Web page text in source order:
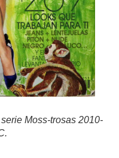
Moss-trosas 2010-